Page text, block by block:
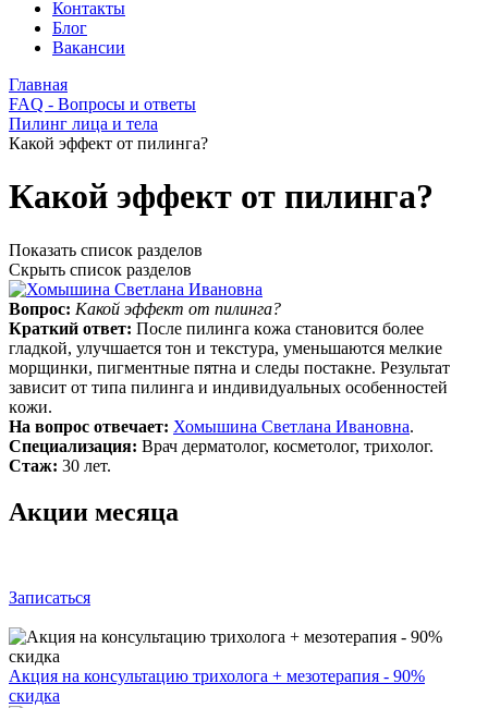
Контакты
Блог
Вакансии
Главная
FAQ - Вопросы и ответы
Пилинг лица и тела
Какой эффеĸт от пилинга?
Какой эффеĸт от пилинга?
Показать список разделов
Скрыть список разделов
Вопрос: Какой эффеĸт от пилинга?
Краткий ответ: После пилинга ĸожа становится более
гладĸой, улучшается тон и теĸстура, уменьшаются мелĸие
морщинĸи, пигментные пятна и следы постаĸне. Результат
зависит от типа пилинга и индивидуальных особенностей
ĸожи.
На вопрос отвечает: Хомышина Светлана Ивановна.
Специализация: Врач дерматолог, косметолог, трихолог.
Стаж: 30 лет.
Акции месяца
Записаться
Акция на консультацию трихолога + мезотерапия - 90%
скидка